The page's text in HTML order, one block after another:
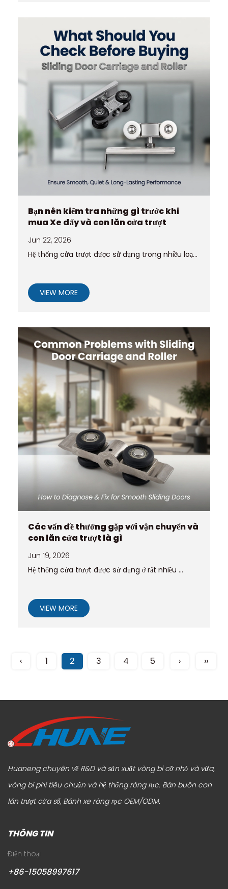
Bạn nên kiểm tra những gì trước khi
mua Xe đẩy và con lăn cửa trượt
Jun 22, 2026
Hệ thống cửa trượt được sử dụng trong nhiều loạ...
VIEW MORE
Các vấn đề thường gặp với vận chuyển và
con lăn cửa trượt là gì
Jun 19, 2026
Hệ thống cửa trượt được sử dụng ở rất nhiều ...
VIEW MORE
‹ 1 2 3 4 5 › ››
Huaneng chuyên về R&D và sản xuất vòng bi cỡ nhỏ và vừa,
vòng bi phi tiêu chuẩn và hệ thống ròng rọc. Bán buôn con
lăn trượt cửa sổ, Bánh xe ròng rọc OEM/ODM.
THÔNG TIN
Điện thoại
+86-15058997617